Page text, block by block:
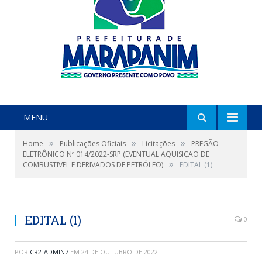
MENU
Home » Publicações Oficiais » Licitações »
PREGÃO
ELETRÔNICO Nº 014/2022-SRP (EVENTUAL AQUISIÇAO DE
COMBUSTIVEL E DERIVADOS DE PETRÓLEO) » EDITAL (1)
EDITAL (1) 0
POR CR2-ADMIN7 EM 24 DE OUTUBRO DE 2022